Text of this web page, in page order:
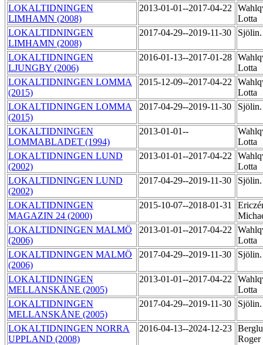
LOKALTIDNINGEN
LIMHAMN (2008)
2013-01-01--2017-04-22
Lotta
LOKALTIDNINGEN
LIMHAMN (2008)
2017-04-29--2019-11-30
LOKALTIDNINGEN
LJUNGBY (2006)
2016-01-13--2017-01-28
Lotta
LOKALTIDNINGEN LOMMA
(2015)
2015-12-09--2017-04-22
Lotta
LOKALTIDNINGEN LOMMA
(2015)
2017-04-29--2019-11-30
LOKALTIDNINGEN
LOMMABLADET (1994)
2013-01-01--
Lotta
LOKALTIDNINGEN LUND
(2002)
2013-01-01--2017-04-22
Lotta
LOKALTIDNINGEN LUND
(2002)
2017-04-29--2019-11-30
LOKALTIDNINGEN
MAGAZIN 24 (2000)
2015-10-07--2018-01-31
LOKALTIDNINGEN MALMÖ
(2006)
2013-01-01--2017-04-22
Lotta
LOKALTIDNINGEN MALMÖ
(2006)
2017-04-29--2019-11-30
LOKALTIDNINGEN
MELLANSKÅNE (2005)
2013-01-01--2017-04-22
Lotta
LOKALTIDNINGEN
MELLANSKÅNE (2005)
2017-04-29--2019-11-30
LOKALTIDNINGEN NORRA
UPPLAND (2008)
2016-04-13--2024-12-23
Roger